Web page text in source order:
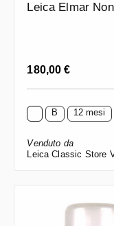
Leica Elmar
Prezzo normale:
180,00 €
B 12 mesi
Venduto da
Leica Classic Store